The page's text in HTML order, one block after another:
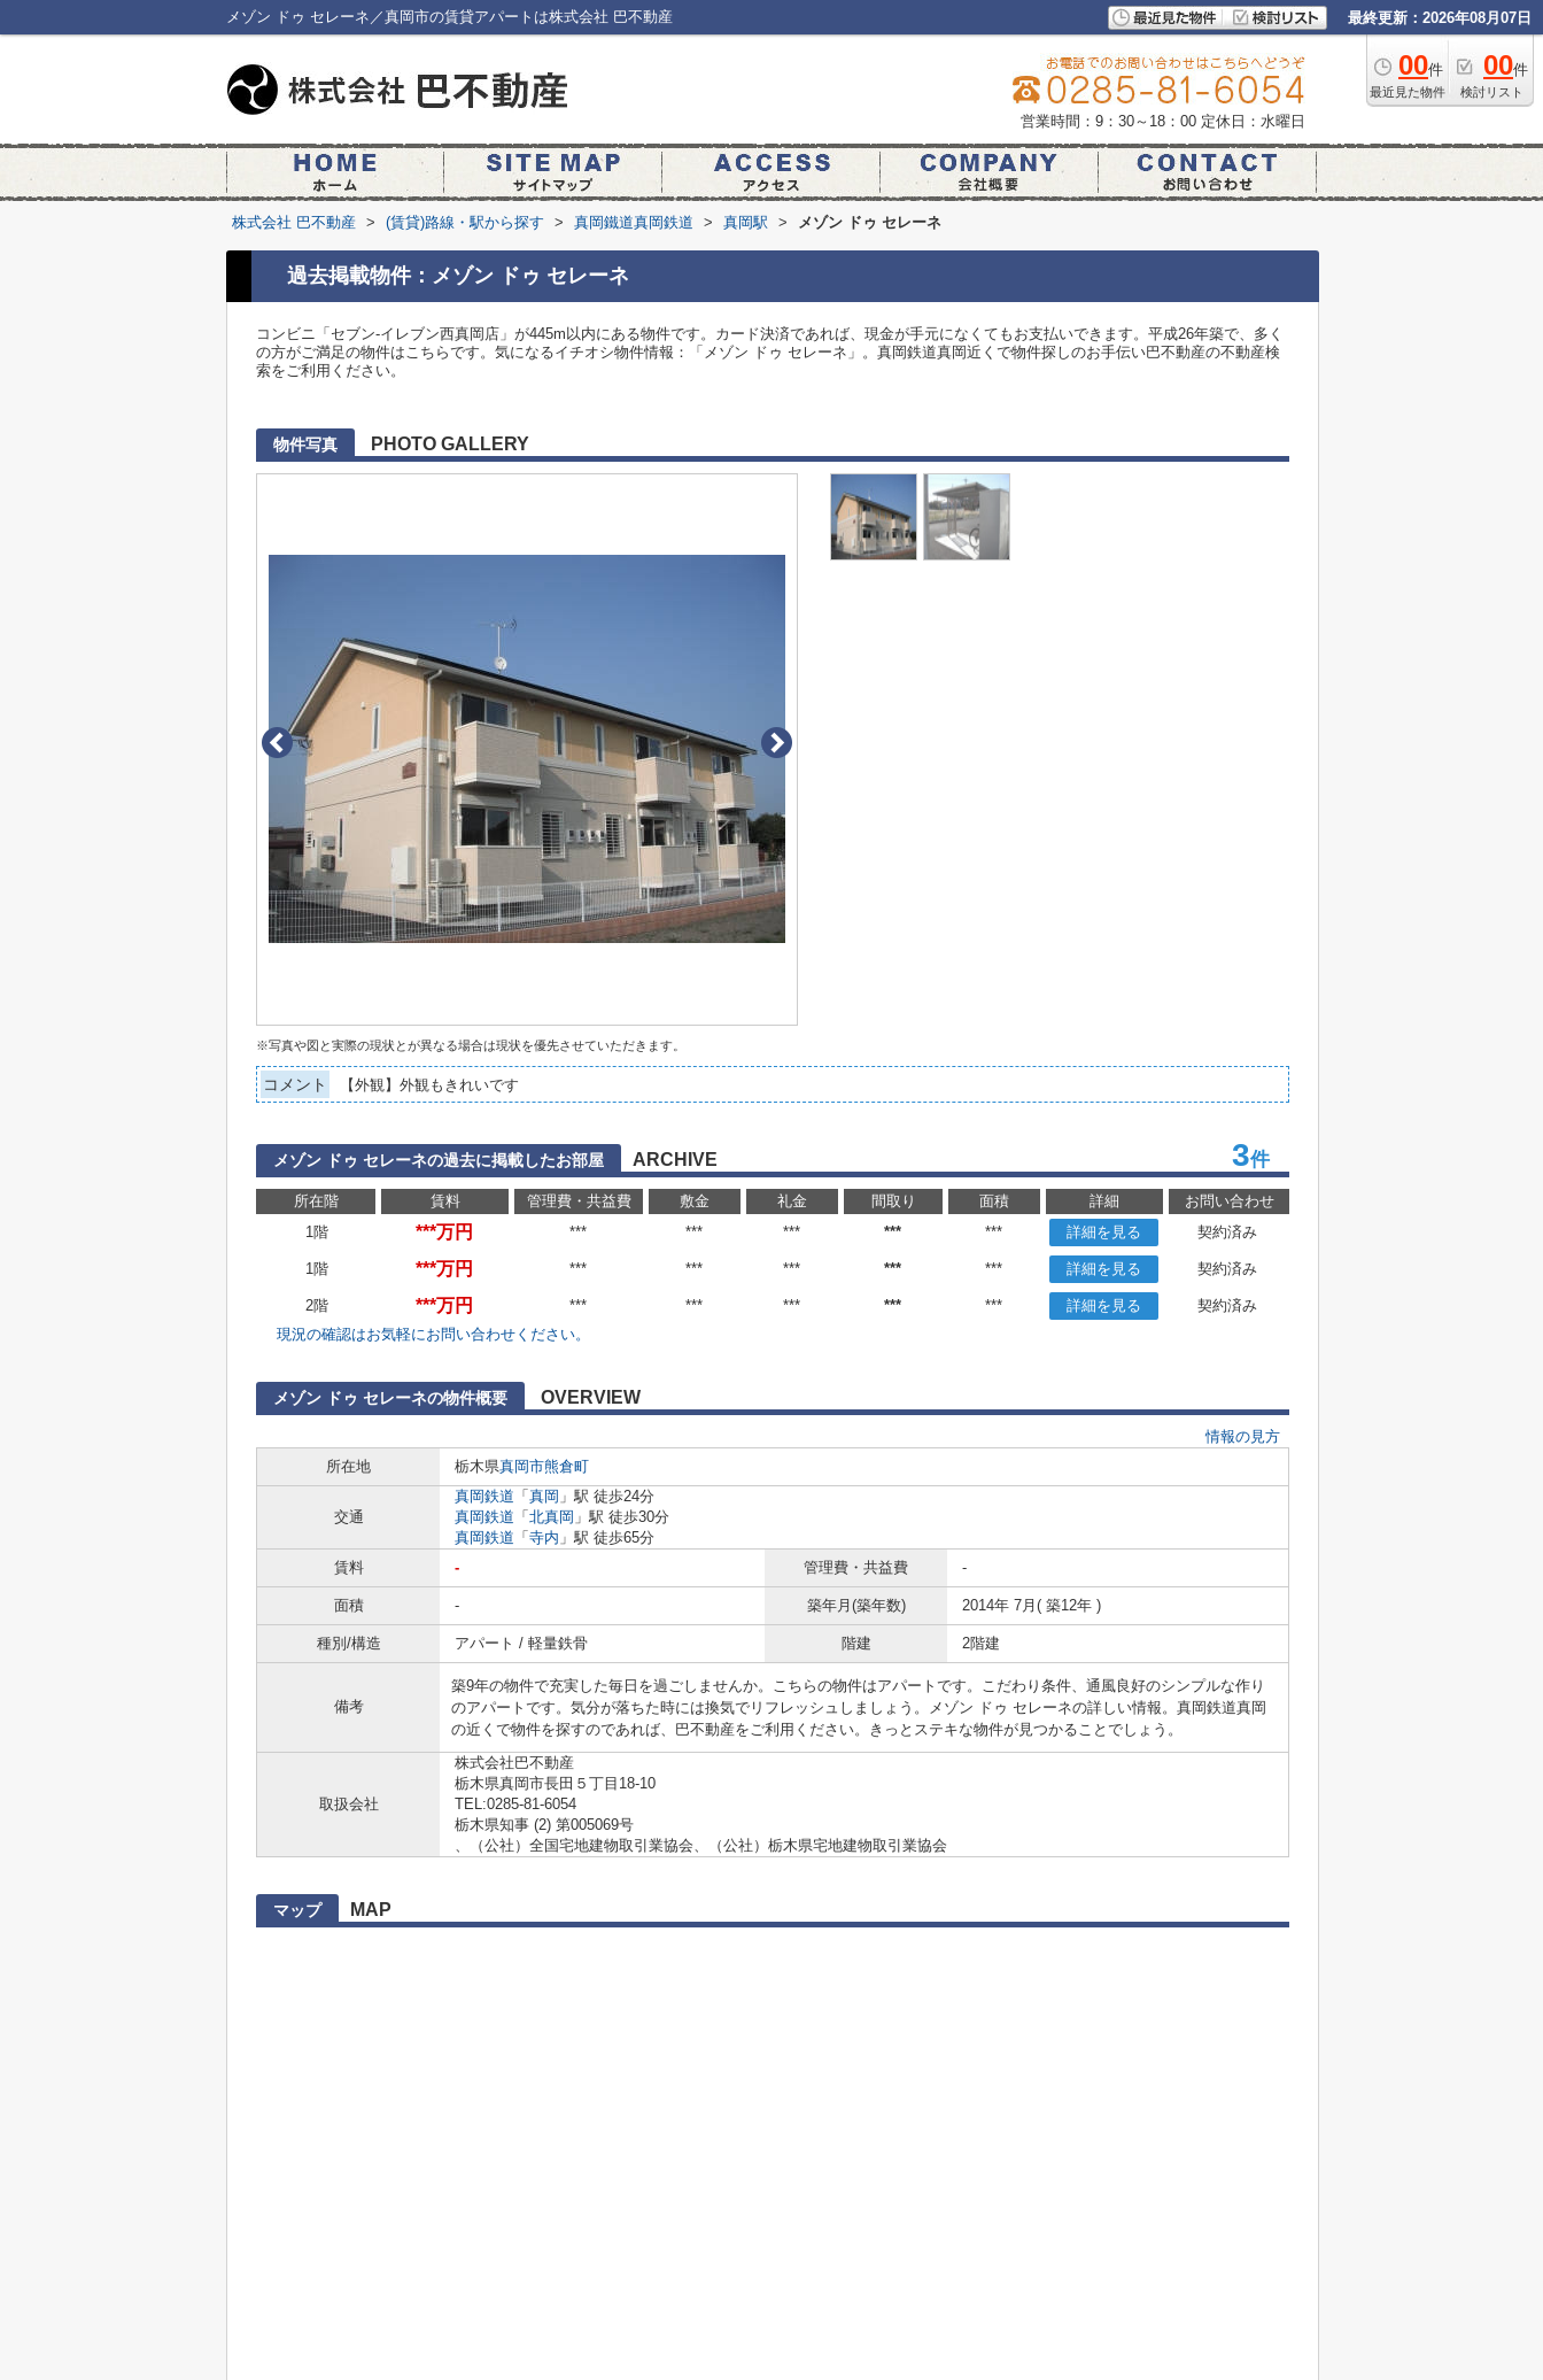
メゾン ドゥ セレーネ／真岡市の賃貸アパートは株式会社 巴不動産 最終更新：2026年08月07日
00件
最近見た物件
00件
検討リスト
営業時間：9：30～18：00 定休日：水曜日
株式会社 巴不動産 > (賃貸)路線・駅から探す > 真岡鐵道真岡鉄道 > 真岡駅 > メゾン ドゥ セレーネ
過去掲載物件：メゾン ドゥ セレーネ
コンビニ「セブン-イレブン西真岡店」が445m以内にある物件です。カード決済であれば、現金が手元になくてもお支払いできます。平成26年築で、多く
の方がご満足の物件はこちらです。気になるイチオシ物件情報：「メゾン ドゥ セレーネ」。真岡鉄道真岡近くで物件探しのお手伝い巴不動産の不動産検
索をご利用ください。
物件写真 PHOTO GALLERY
※写真や図と実際の現状とが異なる場合は現状を優先させていただきます。
コメント 【外観】外観もきれいです
メゾン ドゥ セレーネの過去に掲載したお部屋 ARCHIVE 3件
所在階 賃料 管理費・共益費 敷金 礼金 間取り 面積 詳細
お問い合わせ
1階
***万円 *** *** *** *** *** 詳細を見る 契約済み
1階 ***万円 *** *** *** *** *** 詳細を見る 契約済み
2階 ***万円 *** *** *** *** *** 詳細を見る
契約済み
現況の確認はお気軽にお問い合わせください。
メゾン ドゥ セレーネの物件概要 OVERVIEW
情報の見方
所在地
栃木県真岡市熊倉町
交通
真岡鉄道 「 真岡 」駅 徒歩24分
真岡鉄道 「 北真岡 」駅 徒歩30分
真岡鉄道 「 寺内 」駅 徒歩65分
賃料
- 管理費・共益費 -
面積 - 築年月(築年数) 2014年 7月( 築12年 )
種別/構造 アパート / 軽量鉄骨 階建 2階建
備考
築9年の物件で充実した毎日を過ごしませんか。こちらの物件はアパートです。こだわり条件、通風良好のシンプルな作り
のアパートです。気分が落ちた時には換気でリフレッシュしましょう。メゾン ドゥ セレーネの詳しい情報。真岡鉄道真岡
の近くで物件を探すのであれば、巴不動産をご利用ください。きっとステキな物件が見つかることでしょう。
取扱会社
株式会社巴不動産
栃木県真岡市長田５丁目18-10
TEL:0285-81-6054
栃木県知事 (2) 第005069号
、（公社）全国宅地建物取引業協会、（公社）栃木県宅地建物取引業協会
マップ MAP